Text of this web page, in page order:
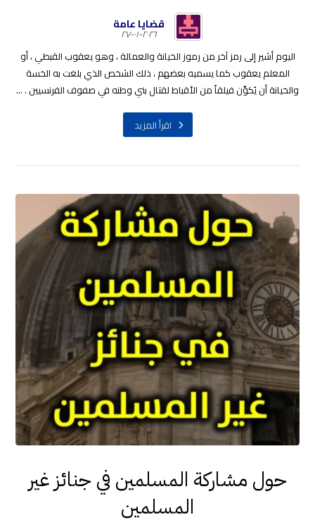
قضايا عامة
٢٠٢٦-٠١-٢٧
اليوم أشير إلى رمز آخر من رموز الخيانة والعمالة ، وهو يعقوب القبطي ، أو
المعلم يعقوب كما يسميه بعضهم ، ذلك الشخص الذي بلغت به الخسة
والخيانة أن يُكوِّن فيلقاً من الأقباط لقتال بني وطنه في صفوف الفرنسيين . ...
اقرأ المزيد
حول مشاركة المسلمين في جنائز غير
المسلمين